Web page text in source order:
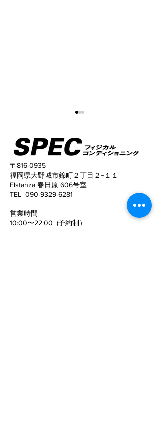
姿勢がこんなに変わる！
〒816-0935
福岡県大野城市錦町２丁目２−１１
Elstanza 春日原 606号室
TEL 090-9329-6281
​営業時間
10:00〜22:00 (予約制）